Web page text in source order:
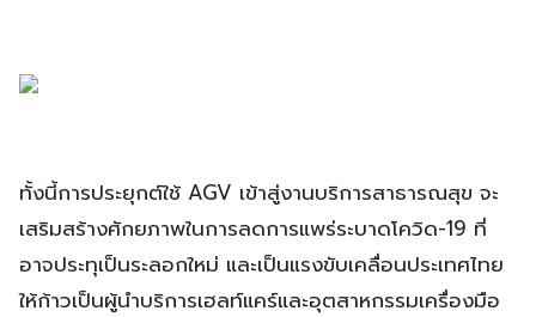
ทั้งนี้การประยุกต์ใช้ AGV เข้าสู่งานบริการสาธารณสุข จะ
เสริมสร้างศักยภาพในการลดการแพร่ระบาดโควิด-19 ที่
อาจประทุเป็นระลอกใหม่ และเป็นแรงขับเคลื่อนประเทศไทย
ให้ก้าวเป็นผู้นำบริการเฮลท์แคร์และอุตสาหกรรมเครื่องมือ